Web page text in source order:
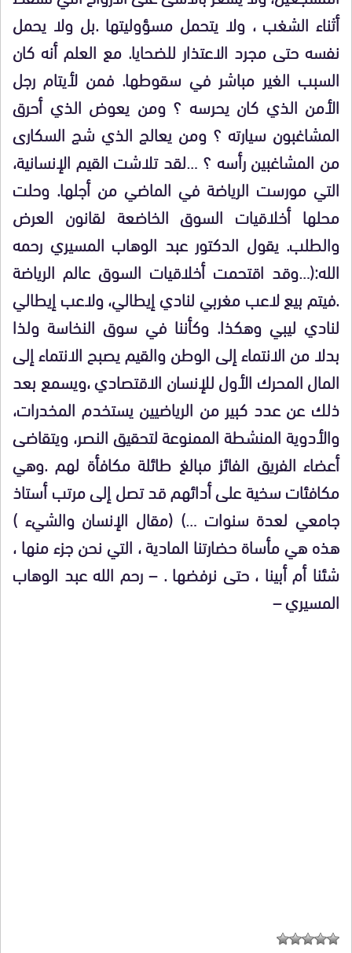
أثناء الشغب ، ولا يتحمل مسؤوليتها .بل ولا يحمل
نفسه حتى مجرد الاعتذار للضحايا. مع العلم أنه كان
السبب الغير مباشر في سقوطها. فمن لأيتام رجل
الأمن الذي كان يحرسه ؟ ومن يعوض الذي أحرق
المشاغبون سيارته ؟ ومن يعالج الذي شج السكارى
من المشاغبين رأسه ؟ …لقد تلاشت القيم الإنسانية،
التي مورست الرياضة في الماضي من أجلها. وحلت
محلها أخلاقيات السوق الخاضعة لقانون العرض
والطلب. يقول الدكتور عبد الوهاب المسيري رحمه
الله:(…وقد اقتحمت أخلاقيات السوق عالم الرياضة
.فيتم بيع لاعب مغربي لنادي إيطالي، ولاعب إيطالي
لنادي ليبي وهكذا. وكأننا في سوق النخاسة ولذا
بدلا من الانتماء إلى الوطن والقيم يصبح الانتماء إلى
المال المحرك الأول للإنسان الاقتصادي ،ويسمع بعد
ذلك عن عدد كبير من الرياضيين يستخدم المخدرات،
والأدوية المنشطة الممنوعة لتحقيق النصر، ويتقاضى
أعضاء الفريق الفائز مبالغ طائلة مكافأة لهم .وهي
مكافئات سخية على أدائهم قد تصل إلى مرتب أستاذ
جامعي لعدة سنوات …) (مقال الإنسان والشيء )
هذه هي مأساة حضارتنا المادية ، التي نحن جزء منها ،
شئنا أم أبينا ، حتى نرفضها . – رحم الله عبد الوهاب
المسيري –